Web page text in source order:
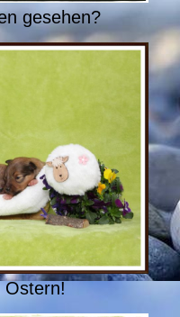
gesehen?
Ostern!